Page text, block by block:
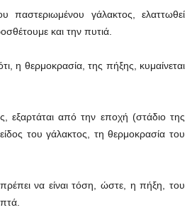
παστεριωμένου γάλακτος, ελαττωθεί
και την πυτιά.
η θερμοκρασία, της πήξης, κυμαίνεται
εξαρτάται από την εποχή (στάδιο της
του γάλακτος, τη θερμοκρασία του
να είναι τόση, ώστε, η πήξη, του